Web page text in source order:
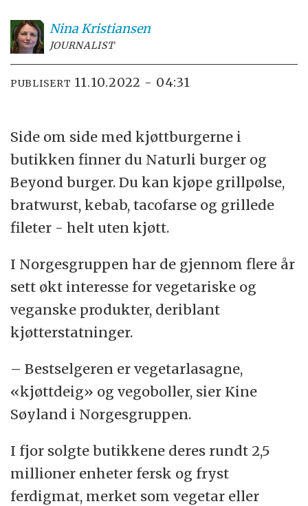
NinaKristiansen
JOURNALIST
PUBLISERT 11.10.2022 - 04:31
Side om side med kjøttburgerne i
butikken finner du Naturli burger og
Beyond burger. Du kan kjøpe grillpølse,
bratwurst, kebab, tacofarse og grillede
fileter - helt uten kjøtt.
I Norgesgruppen har de gjennom flere år
sett økt interesse for vegetariske og
veganske produkter, deriblant
kjøtterstatninger.
– Bestselgeren er vegetarlasagne,
«kjøttdeig» og vegoboller, sier Kine
Søyland i Norgesgruppen.
I fjor solgte butikkene deres rundt 2,5
millioner enheter fersk og fryst
ferdigmat, merket som vegetar eller